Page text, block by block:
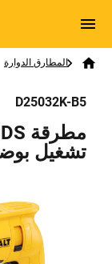
Search
Breadcrumb
المطارق الدوارة
D25032K-B5
تشغيل